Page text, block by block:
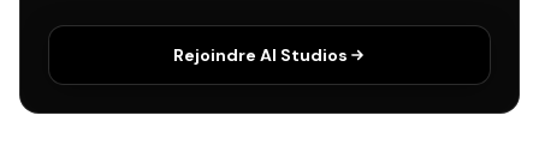
Rejoindre AI Studios